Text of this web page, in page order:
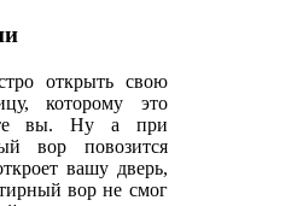
открыть свою
которому это
вы. Ну а при
вор повозится
вашу дверь,
вор не смог